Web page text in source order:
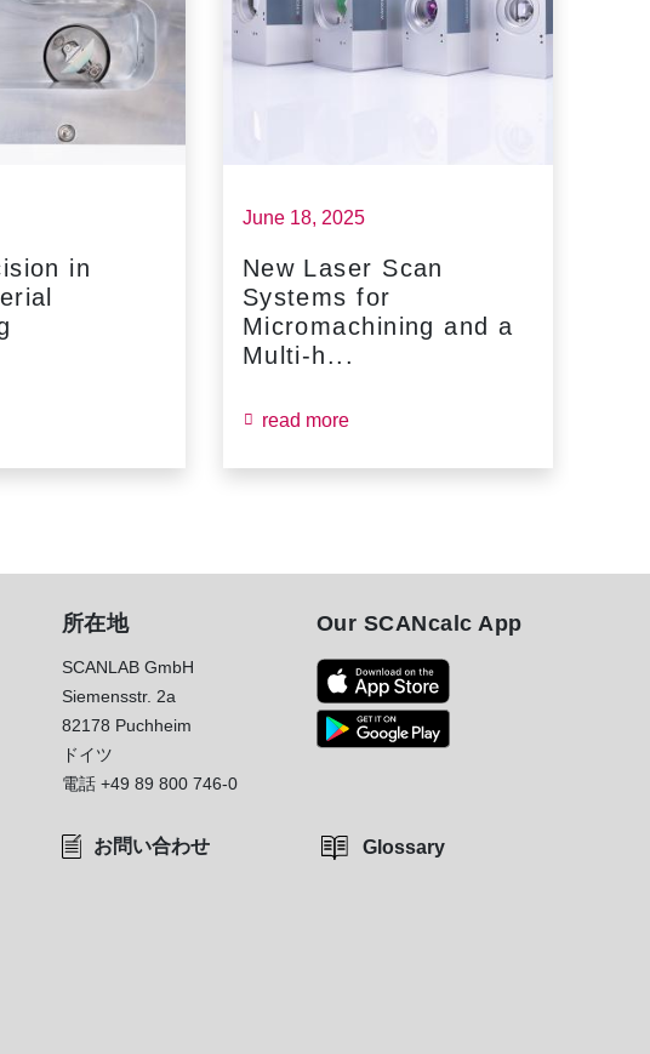
in
June 18, 2025
New Laser Scan
Systems for
Micromachining and a
Multi-h...
read more
所在地
SCANLAB GmbH
Siemensstr. 2a
82178 Puchheim
ドイツ
電話 +49 89 800 746-0
お問い合わせ
Our SCANcalc App
Glossary